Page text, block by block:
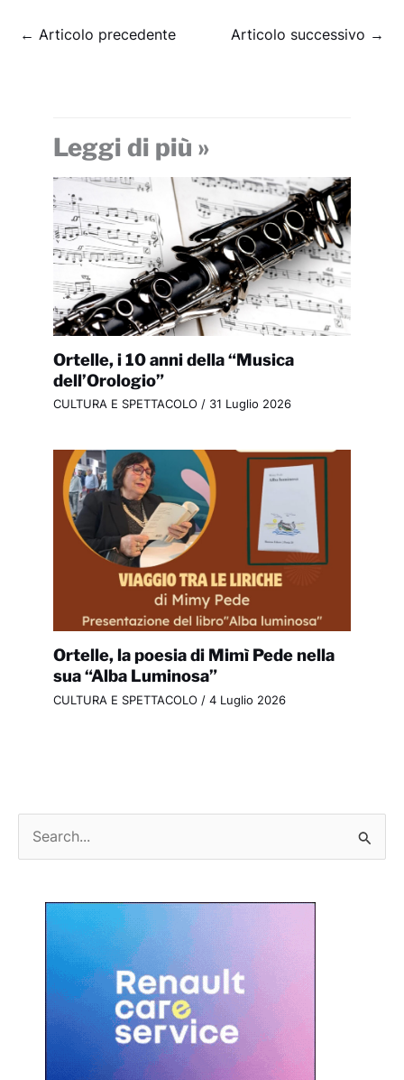
← Articolo precedente Articolo successivo →
Leggi di più »
Ortelle, i 10 anni della “Musica
dell’Orologio”
CULTURA E SPETTACOLO / 31 Luglio 2026
Ortelle, la poesia di Mimì Pede nella
sua “Alba Luminosa”
CULTURA E SPETTACOLO / 4 Luglio 2026